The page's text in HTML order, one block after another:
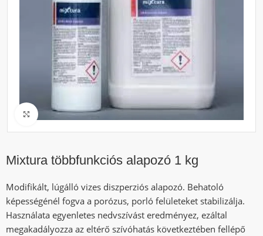
Click to enlarge
Mixtura többfunkciós alapozó 1 kg
Modifikált, lúgálló vizes diszperziós alapozó. Behatoló
képességénél fogva a porózus, porló felületeket stabilizálja.
Használata egyenletes nedvszívást eredményez, ezáltal
megakadályozza az eltérő szívóhatás következtében fellépő